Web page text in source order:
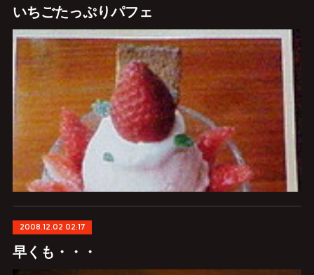
いちごたっぷりパフェ
2008.12.02 02:17
早くも・・・